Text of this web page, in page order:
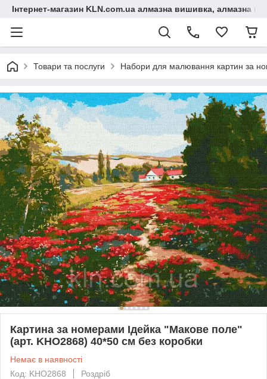
Інтернет-магазин KLN.com.ua алмазна вишивка, алмазна
Товари та послуги Набори для малювання картин за
Картина за номерами Ідейка "Макове поле"
(арт. KHO2868) 40*50 см без коробки
Немає в наявності
Код: KHO2868
Роздріб